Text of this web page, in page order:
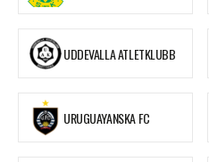
UDDEVALLA ATLETKLUBB
URUGUAYANSKA FC